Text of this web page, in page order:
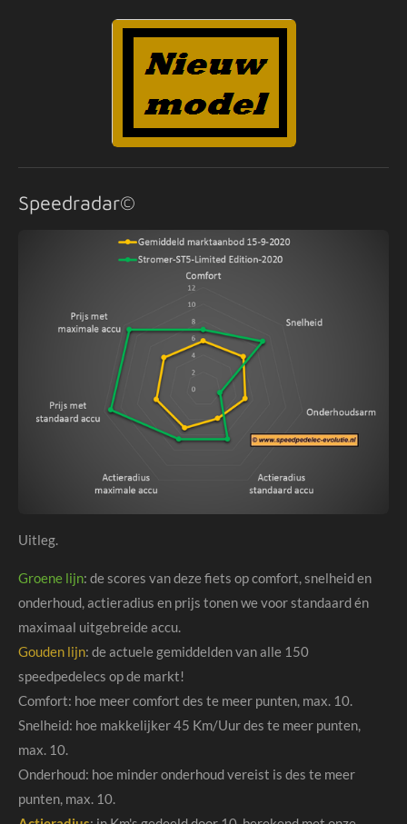
Speedradar©
Uitleg.
Groene lijn: de scores van deze fiets op comfort, snelheid en
onderhoud, actieradius en prijs tonen we voor standaard én
maximaal uitgebreide accu.
Gouden lijn: de actuele gemiddelden van alle 150
speedpedelecs op de markt!
Comfort: hoe meer comfort des te meer punten, max. 10.
Snelheid: hoe makkelijker 45 Km/Uur des te meer punten,
max. 10.
Onderhoud: hoe minder onderhoud vereist is des te meer
punten, max. 10.